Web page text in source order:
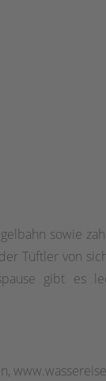
sowie
Tüftler von
gibt es